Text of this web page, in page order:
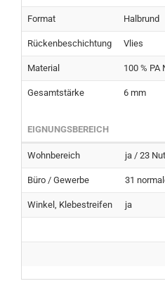
Format Halbrund
Rückenbeschichtung Vlies
Material 100 % PA
Gesamtstärke 6 mm
EIGNUNGSBEREICH
Wohnbereich ja / 23
Büro / Gewerbe 31
Winkel, Klebestreifen ja